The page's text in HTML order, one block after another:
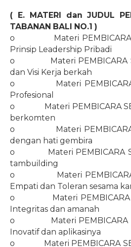
( E. MATERI dan JUDUL
TABANAN BALI NO.1 )
o
Materi
Prinsip Leadership Pribadi
o
Materi PEMBICARA
dan Visi Kerja berkah
o
Materi
Profesional
o
Materi PEMBICARA
berkomten
o
Materi
dengan hati gembira
o
Materi PEMBICARA
tambuilding
o
Materi
Empati dan Toleran sesama
o
Materi
Integritas dan amanah
o
Materi
Inovatif dan aplikasinya
o
Materi PEMBICARA